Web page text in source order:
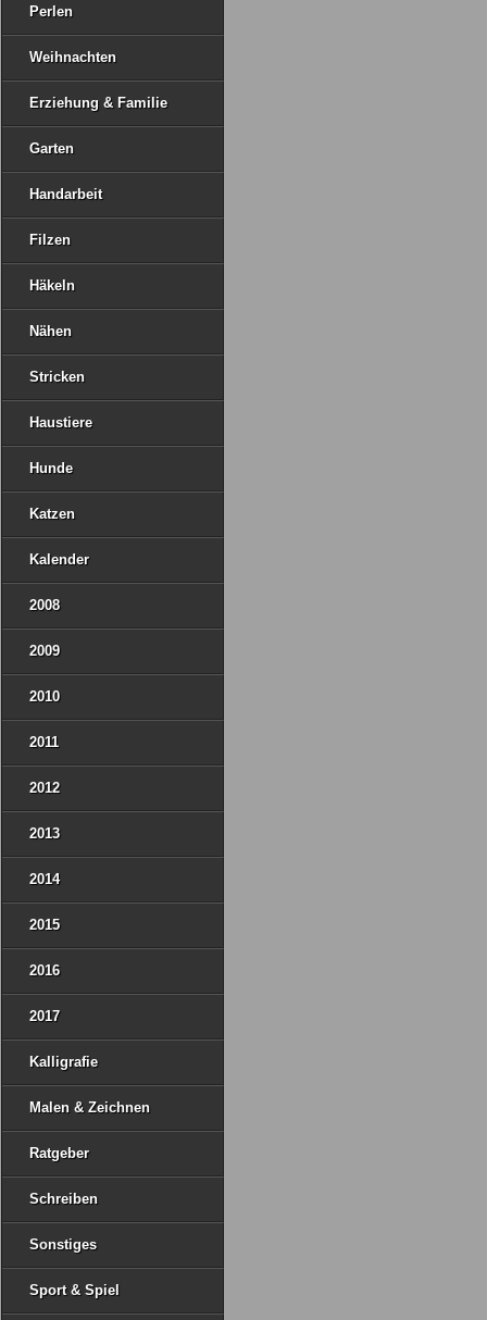
Perlen
Weihnachten
Erziehung & Familie
Garten
Handarbeit
Filzen
Häkeln
Nähen
Stricken
Haustiere
Hunde
Katzen
Kalender
2008
2009
2010
2011
2012
2013
2014
2015
2016
2017
Kalligrafie
Malen & Zeichnen
Ratgeber
Schreiben
Sonstiges
Sport & Spiel